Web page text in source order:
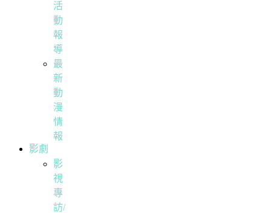
活
動
報
導
最
新
動
漫
情
報
影劇
影
視
專
訪/